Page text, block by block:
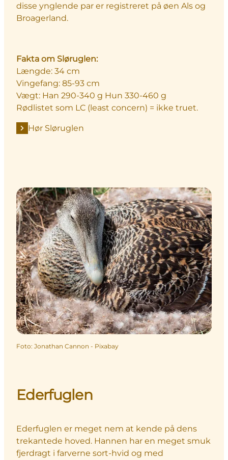
disse ynglende par er registreret på øen Als og
Broagerland.
Fakta om Sløruglen:
Længde: 34 cm
Vingefang: 85-93 cm
Vægt: Han 290-340 g Hun 330-460 g
Rødlistet som LC (least concern) = ikke truet.
Hør Sløruglen
Foto: Jonathan Cannon - Pixabay
Ederfuglen
Ederfuglen er meget nem at kende på dens
trekantede hoved. Hannen har en meget smuk
fjerdragt i farverne sort-hvid og med